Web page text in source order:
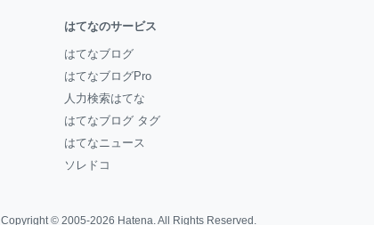
はてなのサービス
はてなブログ
はてなブログPro
人力検索はてな
はてなブログ タグ
はてなニュース
ソレドコ
Copyright © 2005-2026 Hatena. All Rights Reserved.